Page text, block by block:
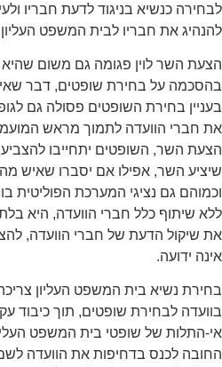
לבחירה כנשיא בניגוד לדעת חבריו
להנהיג את חבריו לבית המשפט העליון
הצעת השר לוין פגומה גם משום
בהסכמה על בחירת שופטים, דבר
בעניין בחירת השופטים פסולה גם
את חברי הוועדה לתמוך מראש
הצעת השר, השופטים יתחייבו
שיציע השר, אפילו אם יסברו שאיש
וכמוהם גם נציגי המערכת הפוליטית
ללא שיתוף כלל חברי הוועדה, היא
את שיקול הדעת של חברי הוועדה,
אינה ידועה.
בחירת נשיא בית המשפט העליון
בוועדה לבחירת שופטים, תוך כיבוד
אי-התלות של שופטי בית המשפט
החובה לכנס בדחיפות את הוועדה